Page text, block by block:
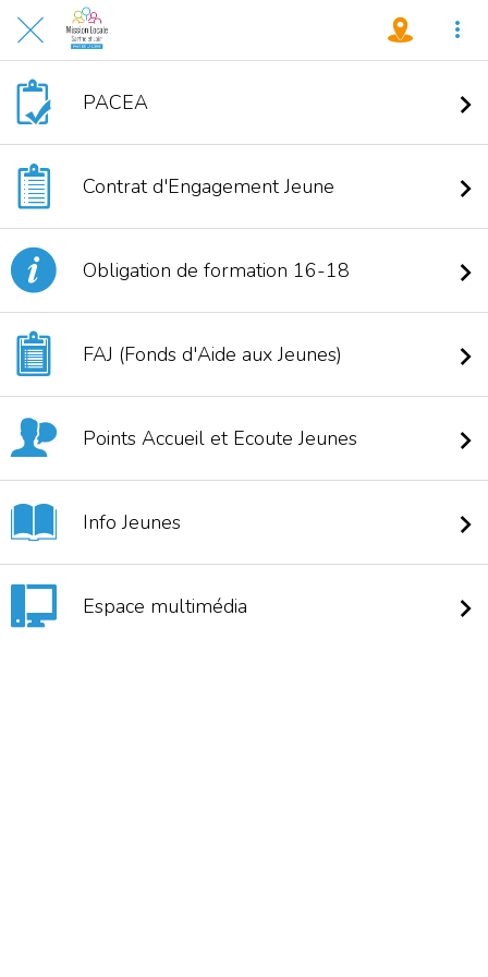
PACEA
Contrat d'Engagement Jeune
Obligation de formation 16-18
FAJ (Fonds d'Aide aux Jeunes)
Points Accueil et Ecoute Jeunes
Info Jeunes
Espace multimédia